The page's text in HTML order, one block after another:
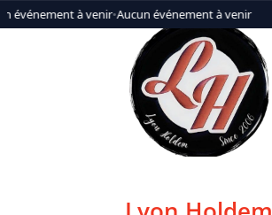
événement à venir•Aucun événement à venir
Aller
au